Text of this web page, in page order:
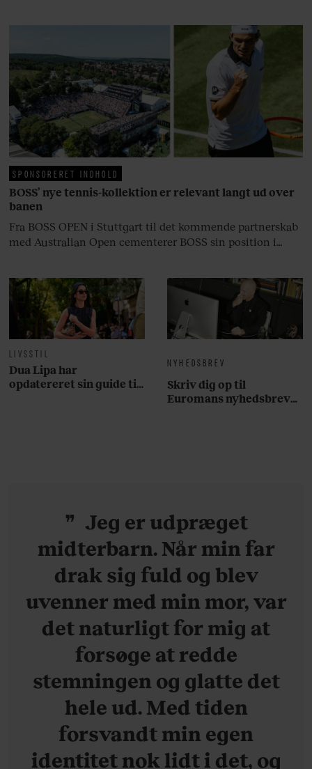
blevet voksen. Her indtager
fortællerens plads i et portræt om
arv, angst, familieliv, frygten for
at miste stemmen og den
livsglæde, han nægter at give slip
på.
LIVSSTIL
Dua Lipa har
opdatereret sin guide til
NYHEDSBREV
Skriv dig op til
Euromans nyhedsbrev
SPONSORERET INDHOLD
BOSS’ nye tennis-kollektion er relevant langt ud over
banen
Fra BOSS OPEN i Stuttgart til det kommende partnerskab
med Australian Open cementerer BOSS sin position i
Jeg er udpræget
midterbarn. Når min far
drak sig fuld og blev
uvenner med min mor, var
det naturligt for mig at
forsøge at redde
stemningen og glatte det
hele ud. Med tiden
forsvandt min egen
identitet nok lidt i det, og